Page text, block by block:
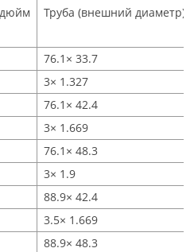
Труба (внешний
76.1× 33.7
3× 1.327
76.1× 42.4
3× 1.669
76.1× 48.3
3× 1.9
88.9× 42.4
3.5× 1.669
88.9× 48.3